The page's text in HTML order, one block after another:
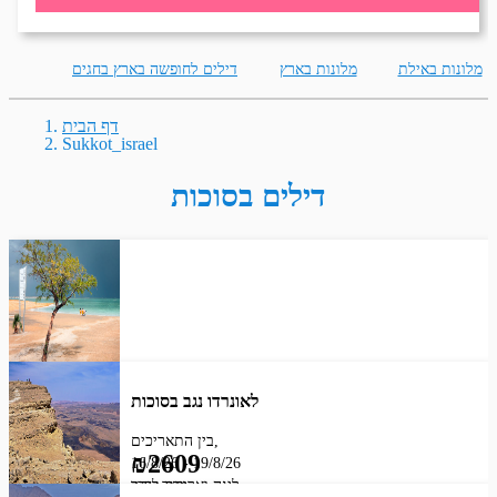
דילים לחופשה בארץ בחגים מלונות בארץ מלונות באילת
דף הבית
Sukkot_israel
דילים בסוכות
לאונרדו נגב בסוכות
₪2609
מחיר לחדר
בין התאריכים,
16/8/26-19/8/26
לינה וארוחת בוקר